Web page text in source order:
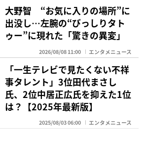
大野智 “お気に入りの場所”に
出没し…左腕の“びっしりタト
ゥー”に現れた「驚きの異変」
2026/08/08 11:00 エンタメニュース
「一生テレビで見たくない不祥
事タレント」3位田代まさし
氏、2位中居正広氏を抑えた1位
は？【2025年最新版】
2025/08/03 06:00 エンタメニュース